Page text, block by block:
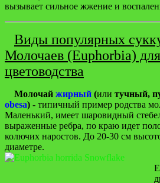
вызывает сильное жжение и
Виды популярных
Молочаев (Euphorbia)
цветоводства
Молочай жирный (или тучный,
obesa) - типичный пример родства
Маленький, имеет шаровидный
выраженные ребра, по краю идет
колючих наростов. До 20-30 см
диаметре.